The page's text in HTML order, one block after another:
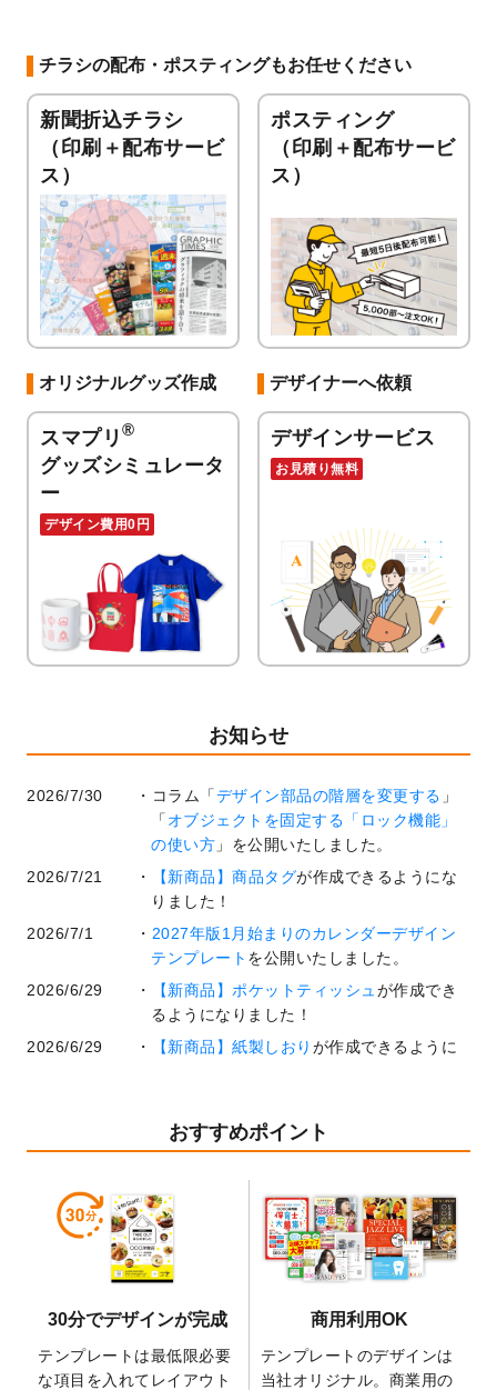
チラシの配布・ポスティングもお任せください
新聞折込チラシ
（印刷＋配布サービ
ス）
ポスティング
（印刷＋配布サービ
ス）
オリジナルグッズ作成
スマプリ ®
グッズシミュレータ
ー
デザイン費用0円
デザイナーへ依頼
デザインサービス
お見積り無料
お知らせ
2026/7/30 コラム「デザイン部品の階層を変更する 」
「 オブジェクトを固定する「ロック機能」
の使い方 」を公開いたしました。
2026/7/21
【新商品】商品タグが作成できるようにな
りました！
2026/7/1
2027年版1月始まりのカレンダーデザイン
テンプレート を公開いたしました。
2026/6/29
【新商品】ポケットティッシュが作成でき
るようになりました！
2026/6/29
【新商品】紙製しおり が作成できるように
業効率を上げる便利な操作方法3選！
開いたしました。
暑中見舞いのデザインテンプレート
しました。
2026/5/28
【新商品】マグネットステッカーが作成で
きるようになりました！
の全4ステップを解説！」を公開いたしまし
た。
2026/4/23
コラム「 画像の配置・差し替え・トリミン
おすすめポイント
30分でデザインが完成
テンプレートは最低限必要
な項目を入れてレイアウト
商用利用OK
テンプレートのデザインは
当社オリジナル。商業用の